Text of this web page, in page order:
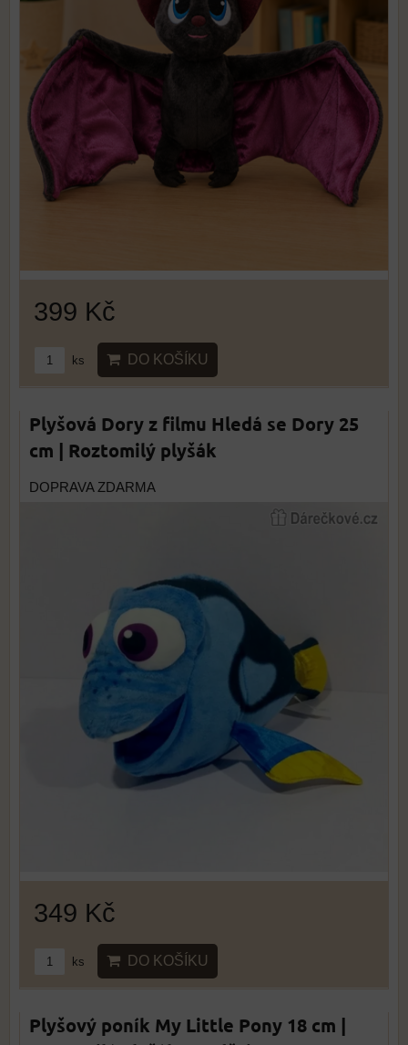
399 Kč
ks DO KOŠÍKU
Plyšová Dory z filmu Hledá se Dory 25
cm | Roztomilý plyšák
DOPRAVA ZDARMA
349 Kč
ks DO KOŠÍKU
Plyšový poník My Little Pony 18 cm |